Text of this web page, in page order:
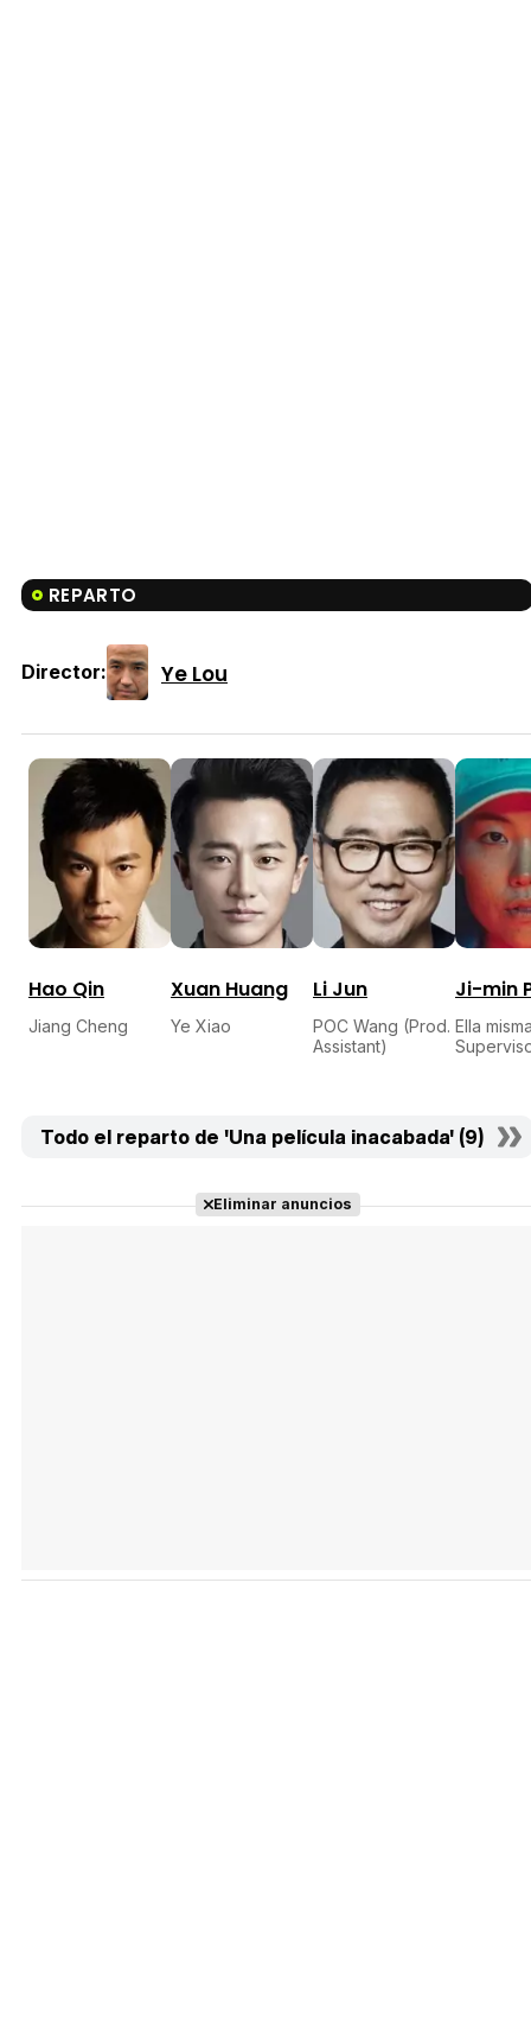
REPARTO
Director: Ye Lou
Hao Qin
Jiang Cheng
Xuan Huang
Ye Xiao
Li Jun
POC Wang (Prod.
Assistant)
Ji-min
Ella
Todo el reparto de 'Una película inacabada' (9)
Eliminar anuncios